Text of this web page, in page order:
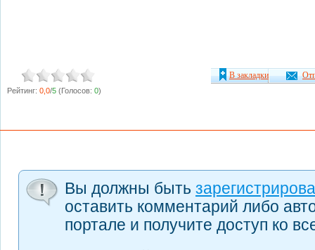
Рейтинг: 0,0/5 (Голосов: 0)
В закладки
Вы должны быть
оставить комментарий либо
портале и получите доступ ко